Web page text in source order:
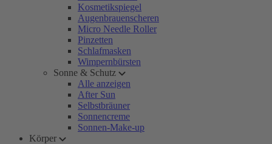
Kosmetikspiegel
Augenbrauenscheren
Micro Needle Roller
Pinzetten
Schlafmasken
Wimpernbürsten
Sonne & Schutz
Alle anzeigen
After Sun
Selbstbräuner
Sonnencreme
Sonnen-Make-up
Körper